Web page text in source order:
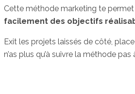
Cette méthode marketing te
facilement des objectifs
Exit les projets laissés de côté,
n’as plus qu’à suivre la méthode pas